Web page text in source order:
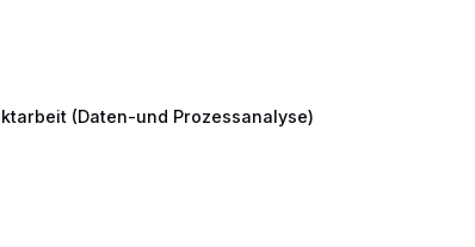
(Daten-und Prozessanalyse)